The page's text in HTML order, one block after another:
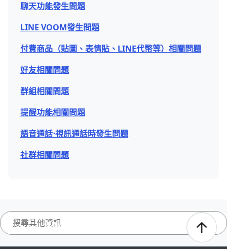
聊天功能發生問題
LINE VOOM發生問題
付費商品（貼圖、表情貼、LINE代幣等）相關問題
好友相關問題
群組相關問題
提醒功能相關問題
語音通話⋅視訊通話時發生問題
社群相關問題